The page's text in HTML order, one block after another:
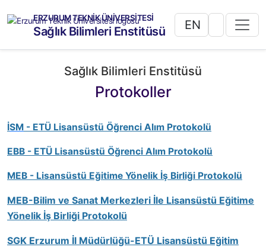
ERZURUM TEKNİK ÜNİVERSİTESİ
Sağlık Bilimleri Enstitüsü EN
Sağlık Bilimleri Enstitüsü
Protokoller
İSM - ETÜ Lisansüstü Öğrenci Alım Protokolü
EBB - ETÜ Lisansüstü Öğrenci Alım Protokolü
MEB - Lisansüstü Eğitime Yönelik İş Birliği Protokolü
MEB-Bilim ve Sanat Merkezleri İle Lisansüstü Eğitime
Yönelik İş Birliği Protokolü
SGK Erzurum İl Müdürlüğü-ETÜ Lisansüstü Eğitim